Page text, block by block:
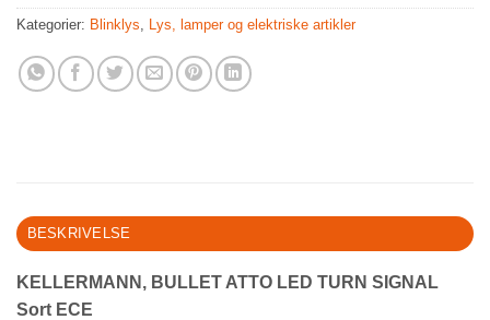
Kategorier: Blinklys Lys, lamper og elektriske artikler
BESKRIVELSE
KELLERMANN, BULLET ATTO LED TURN SIGNAL
Sort ECE